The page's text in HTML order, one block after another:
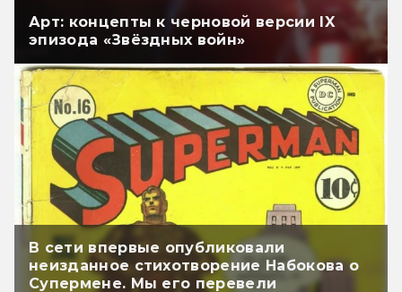
Арт: концепты к черновой версии IX
эпизода «Звёздных войн»
В сети впервые опубликовали
неизданное стихотворение Набокова о
Супермене. Мы его перевели